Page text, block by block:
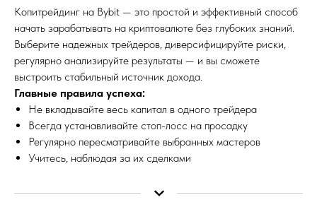
Копитрейдинг на Bybit — это простой и эффективный способ
начать зарабатывать на криптовалюте без глубоких знаний.
Выберите надежных трейдеров, диверсифицируйте риски,
регулярно анализируйте результаты — и вы сможете
выстроить стабильный источник дохода.
Главные правила успеха:
Не вкладывайте весь капитал в одного трейдера
Всегда устанавливайте стоп-лосс на просадку
Регулярно пересматривайте выбранных мастеров
Учитесь, наблюдая за их сделками